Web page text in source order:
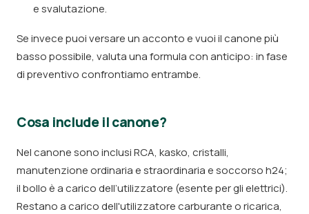
e svalutazione.
Se invece puoi versare un acconto e vuoi il canone più
basso possibile, valuta una formula con anticipo: in fase
di preventivo confrontiamo entrambe.
Cosa include il canone?
Nel canone sono inclusi RCA, kasko, cristalli,
manutenzione ordinaria e straordinaria e soccorso h24;
il bollo è a carico dell’utilizzatore (esente per gli elettrici).
Restano a carico dell'utilizzatore carburante o ricarica,